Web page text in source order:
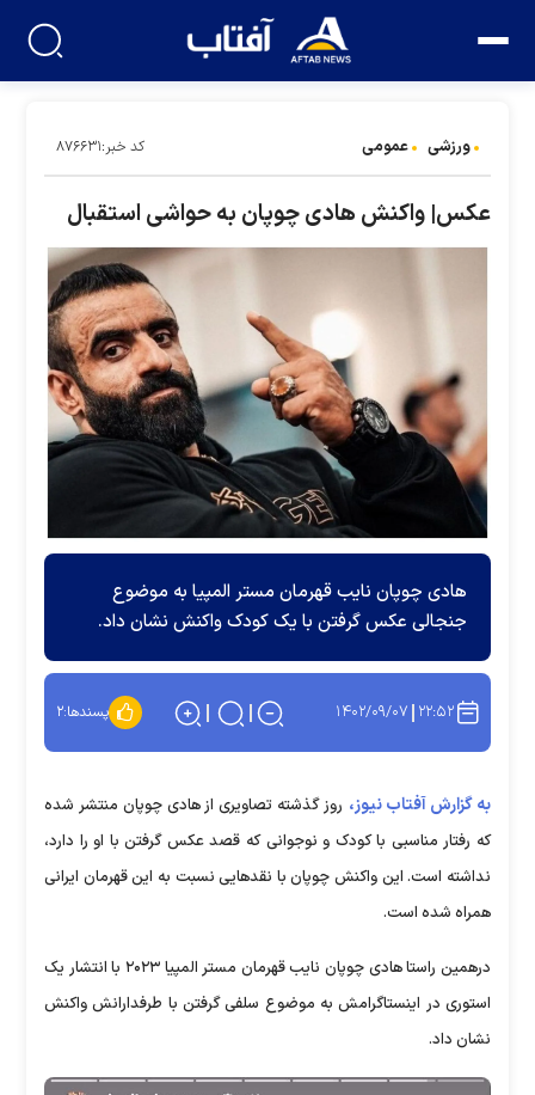
ورزشی عمومی کد خبر:۸۷۶۶۳۱
عکس| واکنش هادی چوپان به حواشی استقبال
هادی چوپان نایب قهرمان مستر المپیا به موضوع
جنجالی عکس گرفتن با یک کودک واکنش نشان داد.
۲۲:۵۲ ۱۴۰۲/۰۹/۰۷ پسندها:۲
به گزارش آفتاب نیوز، روز گذشته تصاویری از هادی چوپان منتشر شده
که رفتار مناسبی با کودک و نوجوانی که قصد عکس گرفتن با او را دارد،
نداشته است. این واکنش چوپان با نقدهایی نسبت به این قهرمان ایرانی
همراه شده است.
درهمین راستا هادی چوپان نایب قهرمان مستر المپیا ۲۰۲۳ با انتشار یک
استوری در اینستاگرامش به موضوع سلفی گرفتن با طرفدارانش واکنش
نشان داد.